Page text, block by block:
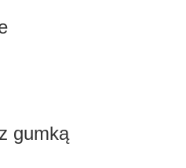
gumką